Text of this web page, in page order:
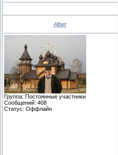
Alber
Группа: Постоянные участники
Сообщений: 408
Статус: Оффлайн